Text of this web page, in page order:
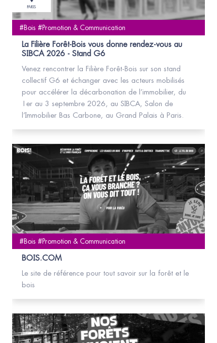
PARIS
#Bois #Promotion & Communication
La Filière Forêt-Bois vous donne rendez-vous au
SIBCA 2026 - Stand G6
Venez rencontrer la Filière Forêt-Bois sur son stand
collectif G6 et échanger avec les acteurs mobilisés
pour accélérer la décarbonation de l’immobilier, du
1er au 3 septembre 2026, au SIBCA, Salon de
l’Immobilier Bas Carbone, au Grand Palais à Paris.
#Bois #Promotion & Communication
BOIS.COM
Le site de référence pour tout savoir sur la forêt et le
bois